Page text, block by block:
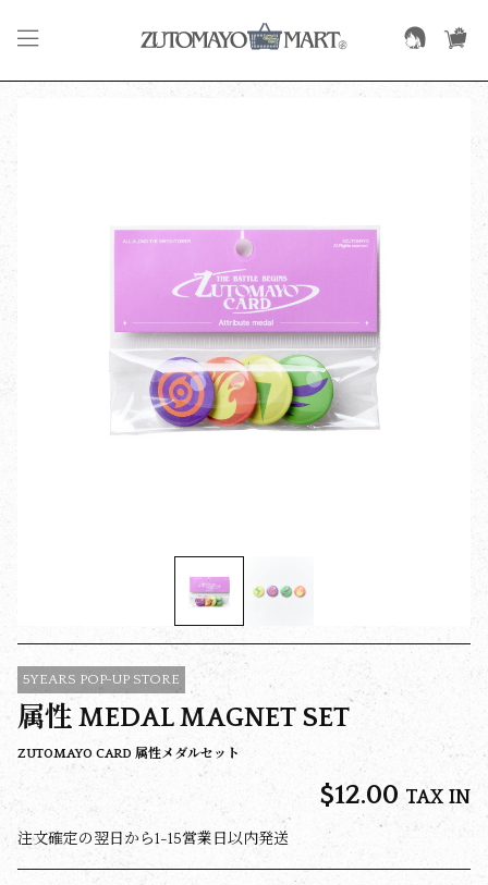
5YEARS POP-UP STORE
属性 MEDAL MAGNET SET
ZUTOMAYO CARD 属性メダルセット
$‌12.00 TAX IN
注文確定の翌日から1-15営業日以内発送